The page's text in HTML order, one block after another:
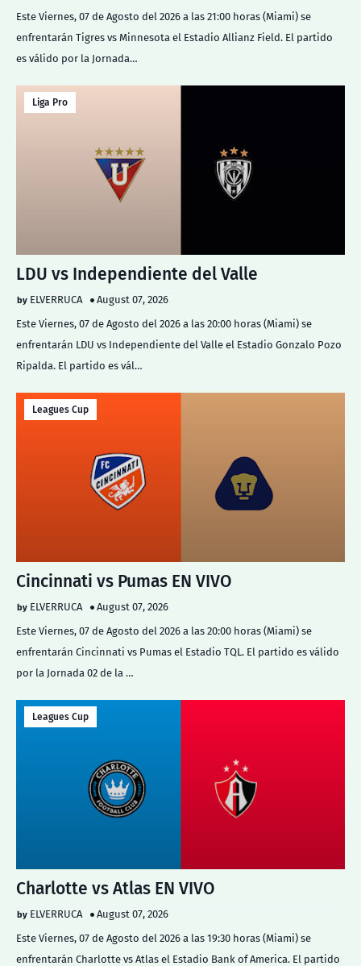
Este Viernes, 07 de Agosto del 2026 a las 21:00 horas (Miami) se
enfrentarán Tigres vs Minnesota el Estadio Allianz Field. El partido
es válido por la Jornada…
Liga Pro
LDU vs Independiente del Valle
ELVERRUCA
August 07, 2026
Este Viernes, 07 de Agosto del 2026 a las 20:00 horas (Miami) se
enfrentarán LDU vs Independiente del Valle el Estadio Gonzalo Pozo
Ripalda. El partido es vál…
Leagues Cup
Cincinnati vs Pumas EN VIVO
ELVERRUCA
August 07, 2026
Este Viernes, 07 de Agosto del 2026 a las 20:00 horas (Miami) se
enfrentarán Cincinnati vs Pumas el Estadio TQL. El partido es válido
por la Jornada 02 de la …
Leagues Cup
Charlotte vs Atlas EN VIVO
ELVERRUCA
August 07, 2026
Este Viernes, 07 de Agosto del 2026 a las 19:30 horas (Miami) se
enfrentarán Charlotte vs Atlas el Estadio Bank of America. El partido